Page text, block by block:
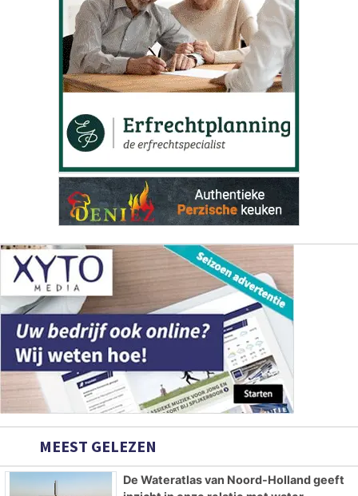
MEEST GELEZEN
De Wateratlas van Noord-Holland geeft